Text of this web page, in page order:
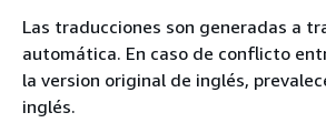
Las traducciones son generadas a
automática. En caso de conflicto
la version original de inglés,
inglés.